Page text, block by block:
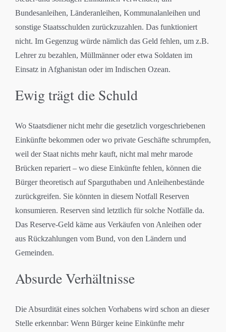
Bundesanleihen, Länderanleihen, Kommunalanleihen und
sonstige Staatsschulden zurückzuzahlen. Das funktioniert
nicht. Im Gegenzug würde nämlich das Geld fehlen, um z.B.
Lehrer zu bezahlen, Müllmänner oder etwa Soldaten im
Einsatz in Afghanistan oder im Indischen Ozean.
Ewig trägt die Schuld
Wo Staatsdiener nicht mehr die gesetzlich vorgeschriebenen
Einkünfte bekommen oder wo private Geschäfte schrumpfen,
weil der Staat nichts mehr kauft, nicht mal mehr marode
Brücken repariert – wo diese Einkünfte fehlen, können die
Bürger theoretisch auf Sparguthaben und Anleihenbestände
zurückgreifen. Sie könnten in diesem Notfall Reserven
konsumieren. Reserven sind letztlich für solche Notfälle da.
Das Reserve-Geld käme aus Verkäufen von Anleihen oder
aus Rückzahlungen vom Bund, von den Ländern und
Gemeinden.
Absurde Verhältnisse
Die Absurdität eines solchen Vorhabens wird schon an dieser
Stelle erkennbar: Wenn Bürger keine Einkünfte mehr